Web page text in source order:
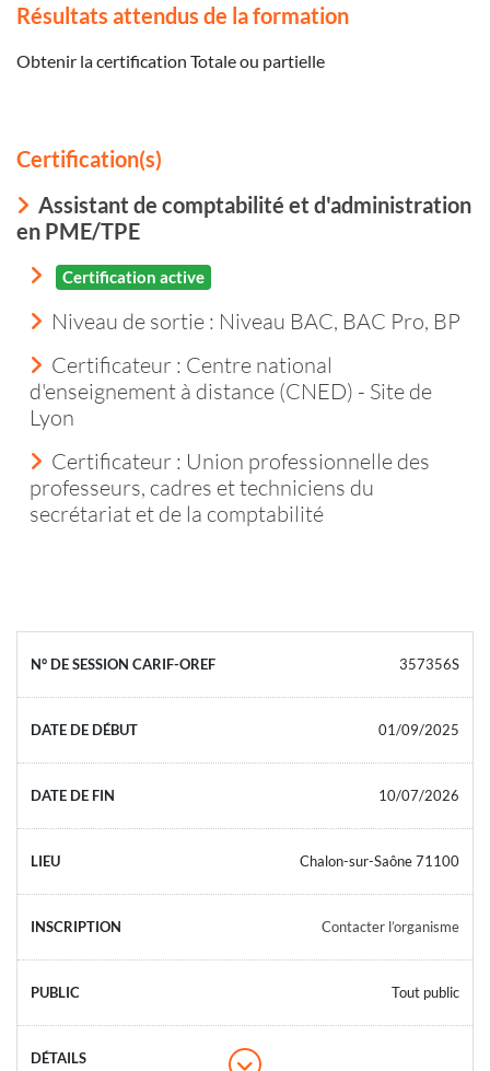
Résultats attendus de la formation
Obtenir la certification Totale ou partielle
Certification(s)
Assistant de comptabilité et d'administration
en PME/TPE
Certification active
Niveau de sortie : Niveau BAC, BAC Pro, BP
Certificateur : Centre national
d'enseignement à distance (CNED) - Site de
Lyon
Certificateur : Union professionnelle des
professeurs, cadres et techniciens du
secrétariat et de la comptabilité
357356S
01/09/2025
10/07/2026
Chalon-sur-Saône 71100
Contacter l’organisme
Tout public